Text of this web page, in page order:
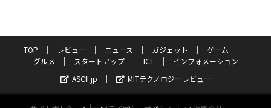
TOP レビュー ニュース ガジェット
ゲーム
グルメ
スタートアップ ICT
インフォメーション
ASCII.jp
MITテクノロジーレビュー